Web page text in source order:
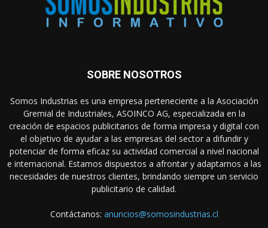
SOBRE NOSOTROS
Somos Industrias es una empresa perteneciente a la Asociación
Gremial de Industriales, ASOINCO AG, especializada en la
creación de espacios publicitarios de forma impresa y digital con
el objetivo de ayudar a las empresas del sector a difundir y
potenciar de forma eficaz su actividad comercial a nivel nacional
e internacional. Estamos dispuestos a afrontar y adaptarnos a las
necesidades de nuestros clientes, brindando siempre un servicio
publicitario de calidad.
Contáctanos: anuncios@somosindustrias.cl